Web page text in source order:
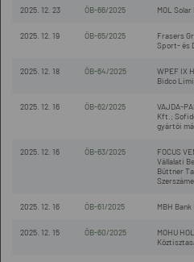
2025. 12. 23 ÖB-66/2025 MOL
2025. 12. 19 ÖB-65/2025
Frasers
Sport- és
2025. 12. 18 ÖB-64/2025
WPEF IX
Bidco
2025. 12. 16 ÖB-62/2025
VAJDA-
Kft.;
gyártói
2025. 12. 16 ÖB-63/2025
FOCUS
Vállalati
Büttner
2025. 12. 16 ÖB-61/2025 MBH
2025. 12. 15 ÖB-60/2025
MOHU